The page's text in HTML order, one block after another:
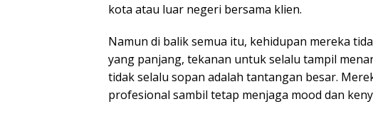
kota atau luar negeri bersama klien.
Namun di balik semua itu, kehidupan mereka
yang panjang, tekanan untuk selalu tampil
tidak selalu sopan adalah tantangan besar.
profesional sambil tetap menjaga mood dan